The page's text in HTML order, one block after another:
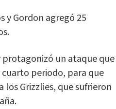
y Gordon agregó 25
protagonizó un ataque que
periodo, para que
los Grizzlies, que sufrieron